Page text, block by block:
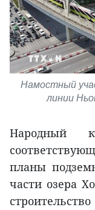
Намостный
линии
Народный
планы
части озера